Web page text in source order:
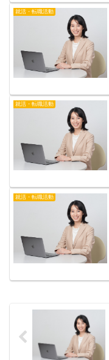
就活・転職活動
就活・転職活動
就活・転職活動